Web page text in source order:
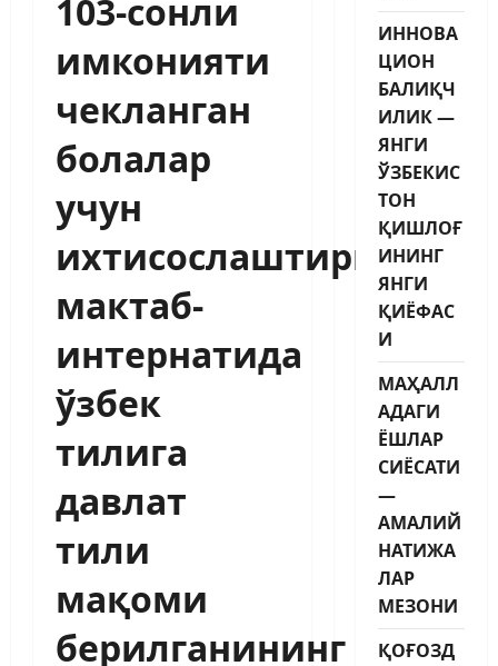
103-сонли
имконияти
чекланган
болалар
учун
ихтисослаштирилган
мактаб-
интернатида
ўзбек
тилига
давлат
тили
мақоми
берилганининг
ИННОВА
ЦИОН
БАЛИҚЧ
ИЛИК —
ЯНГИ
ЎЗБЕКИС
ТОН
ҚИШЛОҒ
ИНИНГ
ЯНГИ
ҚИЁФАС
И
МАҲАЛЛ
АДАГИ
ЁШЛАР
СИЁСАТИ
—
АМАЛИЙ
НАТИЖА
ЛАР
МЕЗОНИ
ҚОҒОЗД